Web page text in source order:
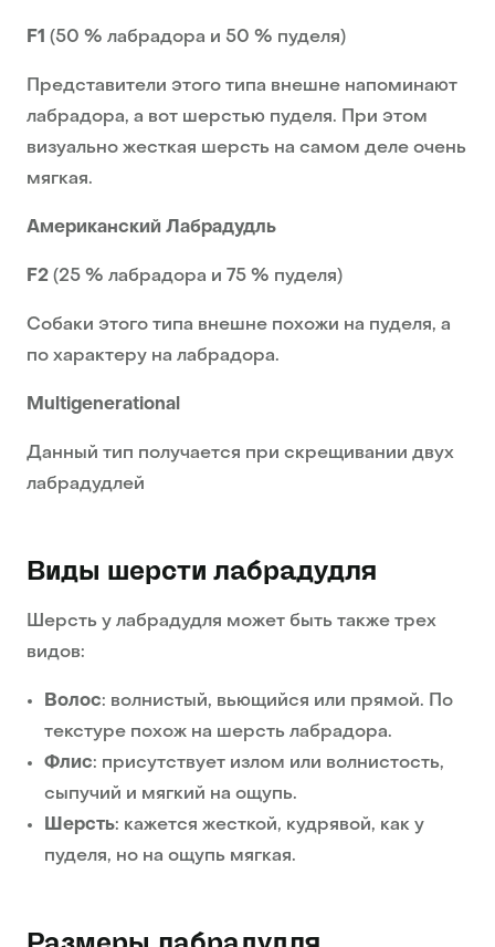
F1 (50 % лабрадора и 50 % пуделя)
Представители этого типа внешне напоминают
лабрадора, а вот шерстью пуделя. При этом
визуально жесткая шерсть на самом деле очень
мягкая.
Американский Лабрадудль
F2 (25 % лабрадора и 75 % пуделя)
Собаки этого типа внешне похожи на пуделя, а
по характеру на лабрадора.
Multigenerational
Данный тип получается при скрещивании двух
лабрадудлей
Виды шерсти лабрадудля
Шерсть у лабрадудля может быть также трех
видов:
Волос: волнистый, вьющийся или прямой. По
текстуре похож на шерсть лабрадора.
Флис: присутствует излом или волнистость,
сыпучий и мягкий на ощупь.
Шерсть: кажется жесткой, кудрявой, как у
пуделя, но на ощупь мягкая.